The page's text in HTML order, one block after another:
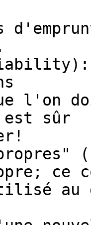
l'on
est sûr
ce
au